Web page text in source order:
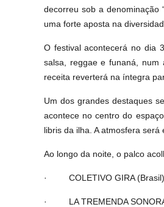
decorreu sob a denominação
uma forte aposta na
O festival acontecerá no dia
salsa, reggae e funaná, num
receita reverterá na íntegra
Um dos grandes destaques
acontece no centro do
libris da ilha. A atmosfera
Ao longo da noite, o palco
· COLETIVO GIRA (Brasil)
· LA TREMENDA